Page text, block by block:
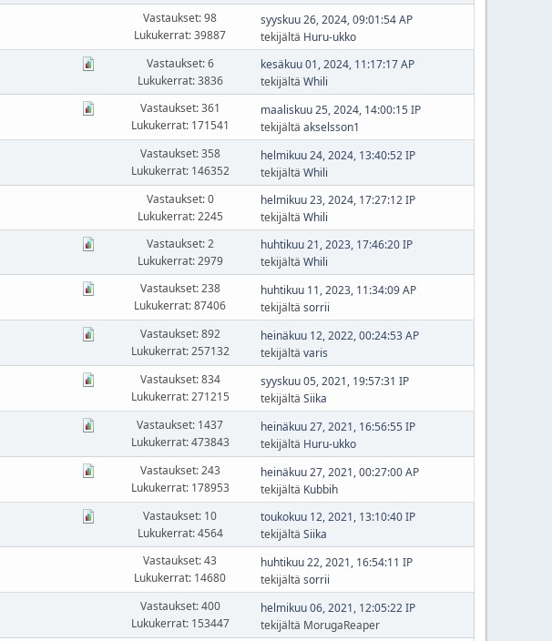
Vastaukset: 98
Lukukerrat: 39887
syyskuu 26, 2024, 09:01:54 AP
tekijältä Huru-ukko
Vastaukset: 6
Lukukerrat: 3836
kesäkuu 01, 2024, 11:17:17 AP
tekijältä Whili
Vastaukset: 361
Lukukerrat: 171541
maaliskuu 25, 2024, 14:00:15 IP
tekijältä akselsson1
Vastaukset: 358
Lukukerrat: 146352
helmikuu 24, 2024, 13:40:52 IP
tekijältä Whili
Vastaukset: 0
Lukukerrat: 2245
helmikuu 23, 2024, 17:27:12 IP
tekijältä Whili
Vastaukset: 2
Lukukerrat: 2979
huhtikuu 21, 2023, 17:46:20 IP
tekijältä Whili
Vastaukset: 238
Lukukerrat: 87406
huhtikuu 11, 2023, 11:34:09 AP
tekijältä sorrii
Vastaukset: 892
Lukukerrat: 257132
heinäkuu 12, 2022, 00:24:53 AP
tekijältä varis
Vastaukset: 834
Lukukerrat: 271215
syyskuu 05, 2021, 19:57:31 IP
tekijältä Siika
Vastaukset: 1437
Lukukerrat: 473843
heinäkuu 27, 2021, 16:56:55 IP
tekijältä Huru-ukko
Vastaukset: 243
Lukukerrat: 178953
heinäkuu 27, 2021, 00:27:00 AP
tekijältä Kubbih
Vastaukset: 10
Lukukerrat: 4564
toukokuu 12, 2021, 13:10:40 IP
tekijältä Siika
Vastaukset: 43
Lukukerrat: 14680
huhtikuu 22, 2021, 16:54:11 IP
tekijältä sorrii
Vastaukset: 400
Lukukerrat: 153447
helmikuu 06, 2021, 12:05:22 IP
tekijältä MorugaReaper